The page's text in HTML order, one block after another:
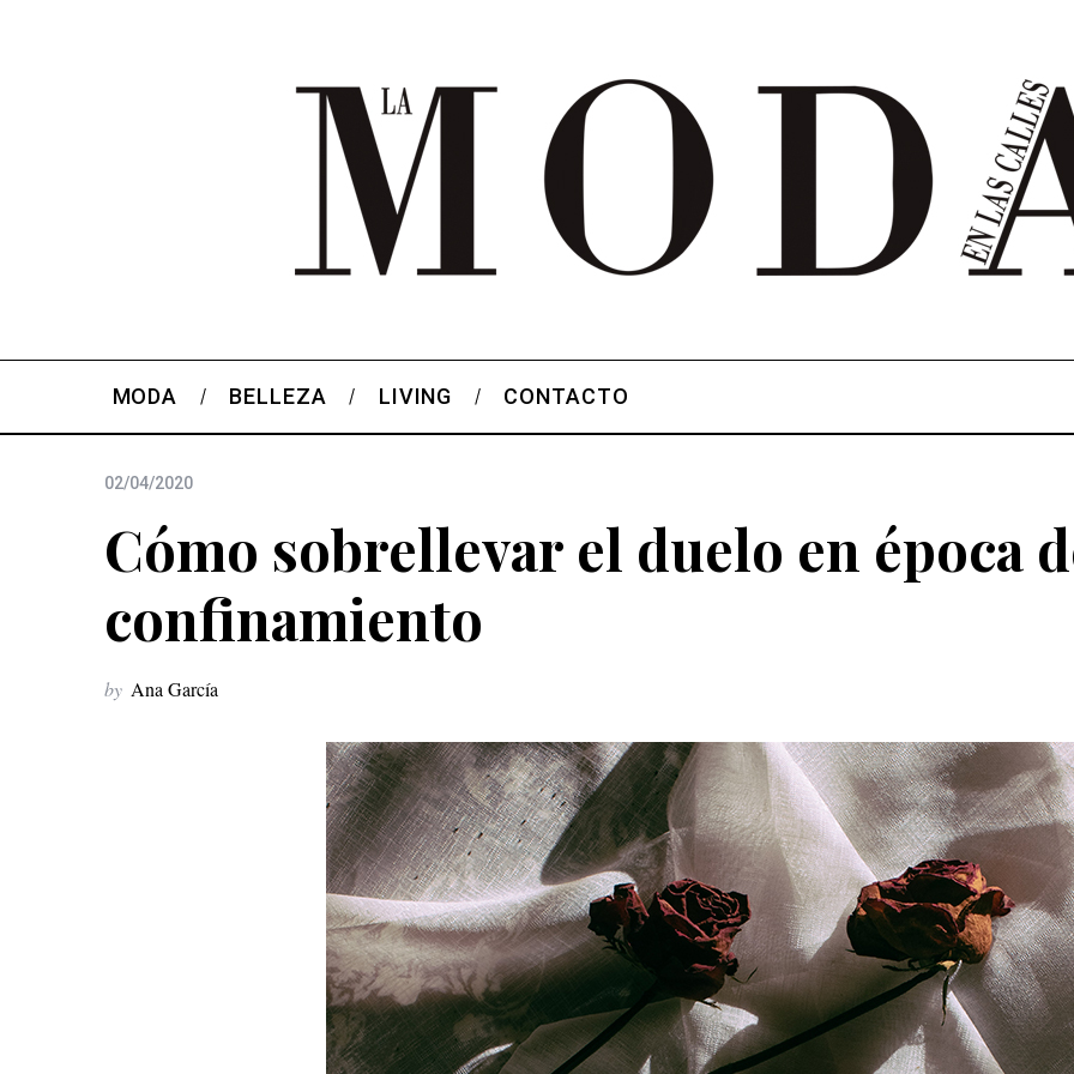
MODA BELLEZA LIVING CONTACTO
02/04/2020
Cómo sobrellevar el duelo en época
confinamiento
by Ana García